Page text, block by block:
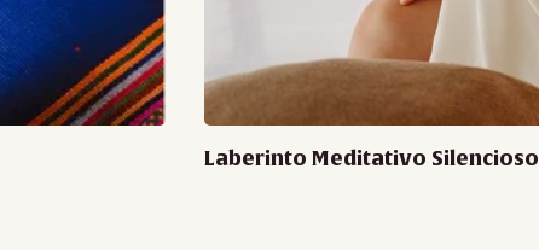
Laberinto Meditativo Silencioso